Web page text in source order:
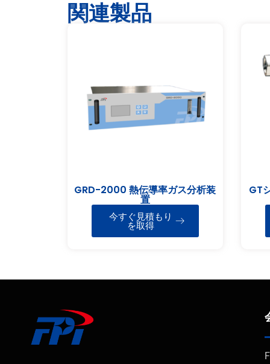
関連製品
GRD-2000 熱伝導率ガス分析装
置
今すぐ見積もり
を取得
GT